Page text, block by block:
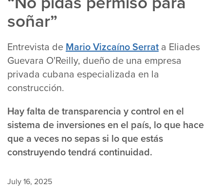
Project
soñar”
Entrevista de Mario Vizcaíno Serrat a Eliades
Guevara O'Reilly, dueño de una empresa
privada cubana especializada en la
construcción.
Hay falta de transparencia y control en el
sistema de inversiones en el país, lo que hace
que a veces no sepas si lo que estás
construyendo tendrá continuidad.
July 16, 2025